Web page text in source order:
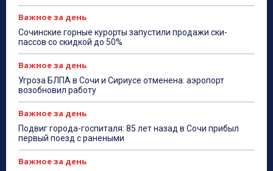
Важное за день
Сочинские горные курорты запустили продажи ски-
пассов со скидкой до 50%
Важное за день
Угроза БЛПА в Сочи и Сириусе отменена: аэропорт
возобновил работу
Важное за день
Подвиг города-госпиталя: 85 лет назад в Сочи прибыл
первый поезд с ранеными
Важное за день